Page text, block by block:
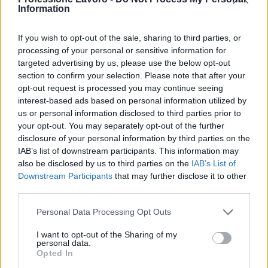
Information
If you wish to opt-out of the sale, sharing to third parties, or
processing of your personal or sensitive information for
targeted advertising by us, please use the below opt-out
section to confirm your selection. Please note that after your
opt-out request is processed you may continue seeing
interest-based ads based on personal information utilized by
us or personal information disclosed to third parties prior to
your opt-out. You may separately opt-out of the further
disclosure of your personal information by third parties on the
IAB’s list of downstream participants. This information may
also be disclosed by us to third parties on the IAB’s List of
Downstream Participants that may further disclose it to other
Please note that this website/app uses one or more Google
not limited to your visit or usage behaviour. You may click to
grant or deny consent to Google and its third-party tags to
use your data for below specified purposes in below Google
Personal Data Processing Opt Outs
I want to opt-out of the Sharing of my
personal data.
Opted In
NASpIDIS-COLL
all’INPS per attestare la richiesta dell’indennità e
velocizzare le procedure di integrazione con i
servizi del lavoro.
Dal punto di vista temporale, chi ha chiesto o
percepisce un’indennità di disoccupazione deve
mettersi in contatto con ilCPIentro15 giornidalla
presentazione della domanda per confermare lo
stato di disoccupazione e firmare ilPSP. In
provvederà a convocare l’utente.
Il servizio di rilascio dellaDIDè gratuito e non
prevede costi per l’utente. Non esistono limiti